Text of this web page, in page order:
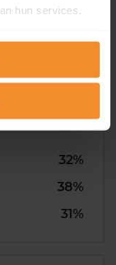
hun services.
32%
38%
31%